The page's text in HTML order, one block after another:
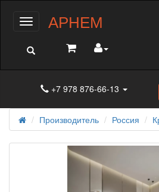
МенюАРНЕМ
+7 978 876-66-13
Производитель Россия